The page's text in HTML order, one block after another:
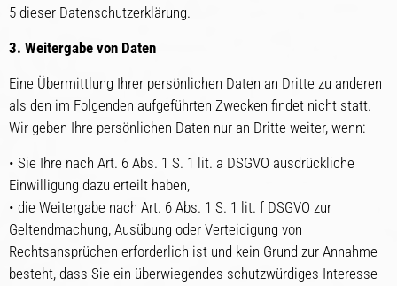
5 dieser Datenschutzerklärung.
3. Weitergabe von Daten
Eine Übermittlung Ihrer persönlichen Daten an Dritte zu anderen
als den im Folgenden aufgeführten Zwecken findet nicht statt.
Wir geben Ihre persönlichen Daten nur an Dritte weiter, wenn:
• Sie Ihre nach Art. 6 Abs. 1 S. 1 lit. a DSGVO ausdrückliche
Einwilligung dazu erteilt haben,
• die Weitergabe nach Art. 6 Abs. 1 S. 1 lit. f DSGVO zur
Geltendmachung, Ausübung oder Verteidigung von
Rechtsansprüchen erforderlich ist und kein Grund zur Annahme
besteht, dass Sie ein überwiegendes schutzwürdiges Interesse